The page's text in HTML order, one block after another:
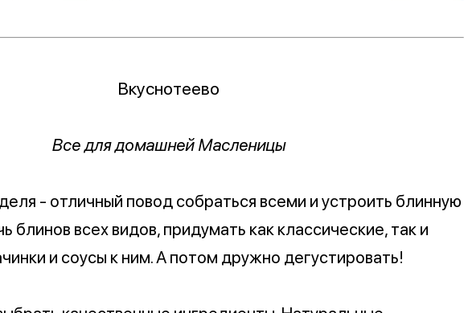
Вкуснотеево
Все для домашней Масленицы
- отличный повод собраться всеми и устроить блинную
блинов всех видов, придумать как классические, так и
и соусы к ним. А потом дружно дегустировать!